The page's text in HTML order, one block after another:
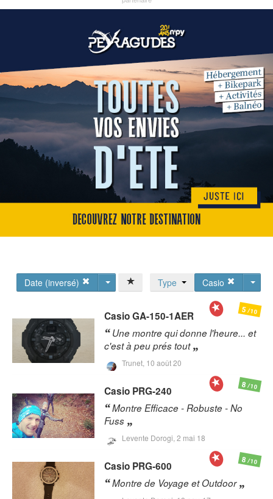
Date (inversé) Casio
Type
CasioGA-150-1AER
Une montre qui donne l'heure... et
c'est à peu prés tout
Trunet, 10 août 20
5/10
Casio PRG-240
Montre Efficace - Robuste - No
Fuss
Levente Dorogi, 2 mai 18
8/10
Casio PRG-600
Montre de Voyage et Outdoor
8/10